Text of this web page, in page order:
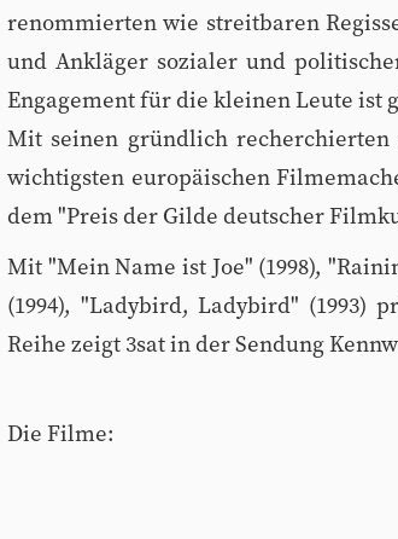
renommierten wie streitbaren
und Ankläger sozialer und
Engagement für die kleinen Leute ist
Mit seinen gründlich
wichtigsten europäischen
dem "Preis der Gilde deutscher
Mit "Mein Name ist Joe" (1998),
(1994), "Ladybird, Ladybird" (1993)
Reihe zeigt 3sat in der Sendung
Die Filme: